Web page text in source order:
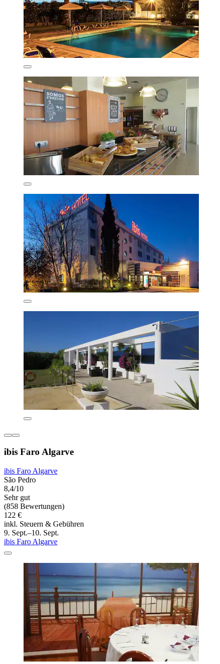
ibis Faro Algarve
ibis Faro Algarve
São Pedro
8,4/10
Sehr gut
(858 Bewertungen)
122 €
inkl. Steuern & Gebühren
9. Sept.–10. Sept.
ibis Faro Algarve